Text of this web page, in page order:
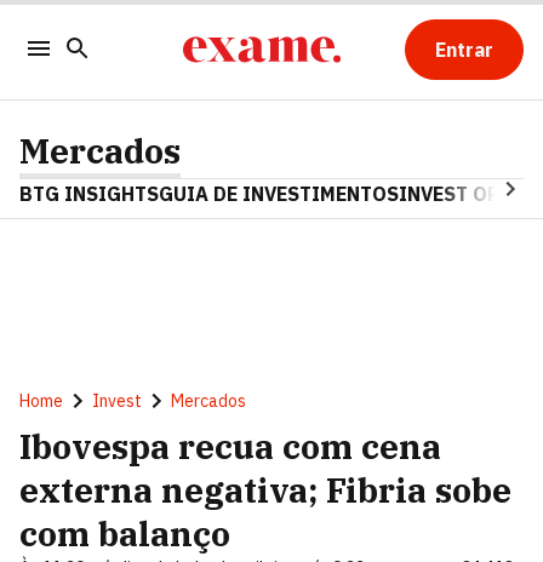
Entrar
Mercados
BTG INSIGHTSGUIA DE INVESTIMENTOSINVEST OPINA
Home Invest Mercados
Ibovespa recua com cena
externa negativa; Fibria sobe
com balanço